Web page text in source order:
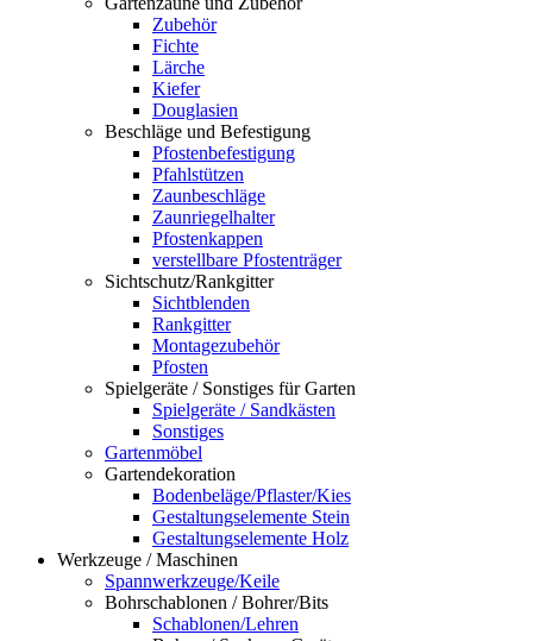
Zubehör
Fichte
Lärche
Kiefer
Douglasien
Beschläge und Befestigung
Pfostenbefestigung
Pfahlstützen
Zaunbeschläge
Zaunriegelhalter
Pfostenkappen
verstellbare Pfostenträger
Sichtschutz/Rankgitter
Sichtblenden
Rankgitter
Montagezubehör
Pfosten
Spielgeräte / Sonstiges für Garten
Spielgeräte / Sandkästen
Sonstiges
Gartenmöbel
Gartendekoration
Bodenbeläge/Pflaster/Kies
Gestaltungselemente Stein
Gestaltungselemente Holz
Werkzeuge / Maschinen
Spannwerkzeuge/Keile
Bohrschablonen / Bohrer/Bits
Schablonen/Lehren